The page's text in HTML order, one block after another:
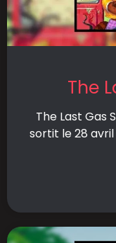
The
The Last Gas
sortit le 28